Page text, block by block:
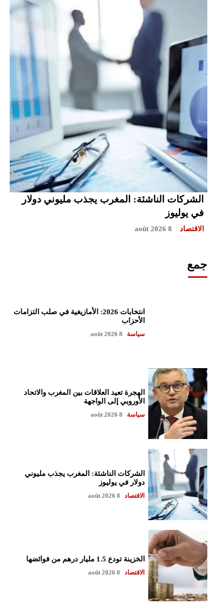
الشركات الناشئة: المغرب يجذب مليوني دولار
في يوليوز
الاقتصاد 8 août 2026
جمع
انتخابات 2026: الأمازيغية في صلب التزامات
الأحزاب
سياسة 8 août 2026
الهجرة تعيد العلاقات بين المغرب والاتحاد
الأوروبي إلى الواجهة
سياسة 8 août 2026
الشركات الناشئة: المغرب يجذب مليوني
دولار في يوليوز
الاقتصاد 8 août 2026
الخزينة تودع 1.5 مليار درهم من فوائضها
الاقتصاد 8 août 2026